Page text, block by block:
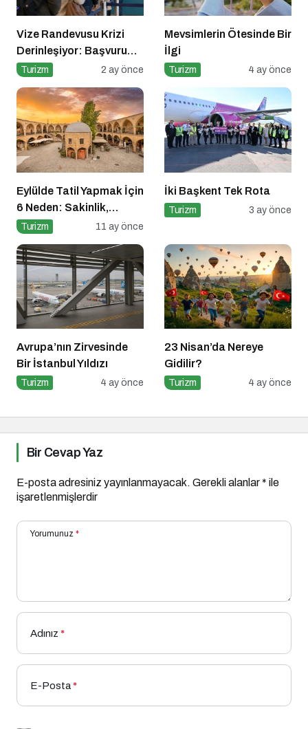
Vize Randevusu Krizi
Derinleşiyor: Başvuru
Süreçlerinde Rekor
Turizm 2 ay önce
Mevsimlerin Ötesinde Bir
İlgi
Turizm 4 ay önce
Eylülde Tatil Yapmak İçin
6 Neden: Sakinlik,
Ekonomi ve Keyif Bir
Turizm 11 ay önce
İki Başkent Tek Rota
Turizm 3 ay önce
Avrupa’nın Zirvesinde
Bir İstanbul Yıldızı
Turizm 4 ay önce
23 Nisan’da Nereye
Gidilir?
Turizm 4 ay önce
Bir Cevap Yaz
E-posta adresiniz yayınlanmayacak. Gerekli alanlar* ile
işaretlenmişlerdir
Yorumunuz *
Adınız *
E-Posta*